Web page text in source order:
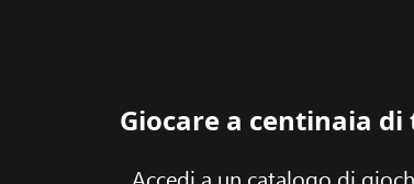
Giocare a centinaia
Accedi a un catalogo di